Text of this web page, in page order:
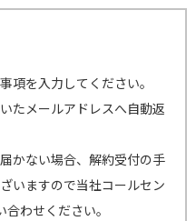
項を入力してください。
たメールアドレスへ自動返
かない場合、解約受付の手
いますので当社コールセン
わせください。